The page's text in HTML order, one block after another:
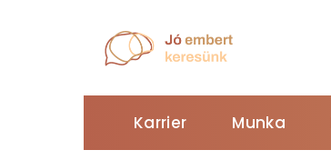
Karrier Munka